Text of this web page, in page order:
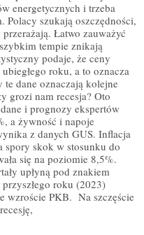
energetycznych i trzeba
Polacy szukają oszczędności,
Łatwo zauważyć
tempie znikają
podaje, że ceny
roku, a to oznacza
dane oznaczają kolejne
grozi nam recesja? Oto
i prognozy ekspertów
a żywność i napoje
z danych GUS. Inflacja
spory skok w stosunku do
się na poziomie 8,5%.
upłyną pod znakiem
roku (2023)
wzroście PKB. Na szczęście